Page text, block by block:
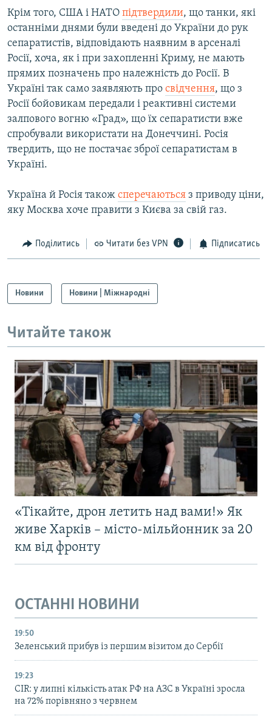
Крім того, США і НАТО підтвердили, що танки, які
останніми днями були введені до України до рук
сепаратистів, відповідають наявним в арсеналі
Росії, хоча, як і при захопленні Криму, не мають
прямих позначень про належність до Росії. В
Україні так само заявляють про свідчення, що з
Росії бойовикам передали і реактивні системи
залпового вогню «Град», що їх сепаратисти вже
спробували використати на Донеччині. Росія
твердить, що не постачає зброї сепаратистам в
Україні.
Україна й Росія також сперечаються з приводу ціни,
яку Москва хоче правити з Києва за свій газ.
Поділитись Читати без VPN Підписатись
Новини Новини | Міжнародні
Читайте також
«Тікайте, дрон летить над вами!» Як
живе Харків – місто-мільйонник за 20
км від фронту
ОСТАННІ НОВИНИ
19:50
Зеленський прибув із першим візитом до Сербії
19:23
CIR: у липні кількість атак РФ на АЗС в Україні зросла
на 72% порівняно з червнем